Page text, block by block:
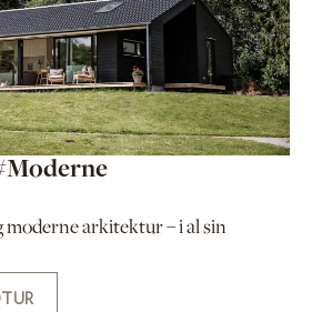
arkitektur – i al sin